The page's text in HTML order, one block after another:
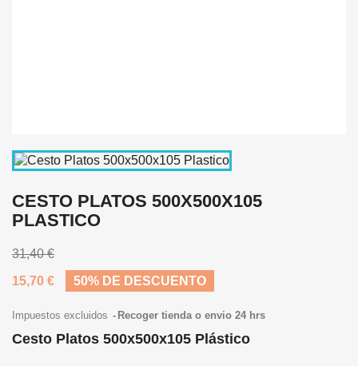
CESTO PLATOS 500X500X105
PLASTICO
31,40 €
15,70 €
50% DE DESCUENTO
Impuestos excluidos Recoger tienda o envio 24 hrs
Cesto Platos 500x500x105 Plástico